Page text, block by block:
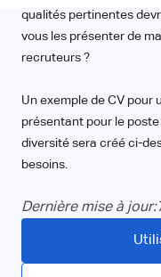
qualités pertinentes
vous les présenter de
recruteurs ?
Un exemple de CV pour
présentant pour le
diversité sera créé ci-
besoins.
Dernière mise à jour: